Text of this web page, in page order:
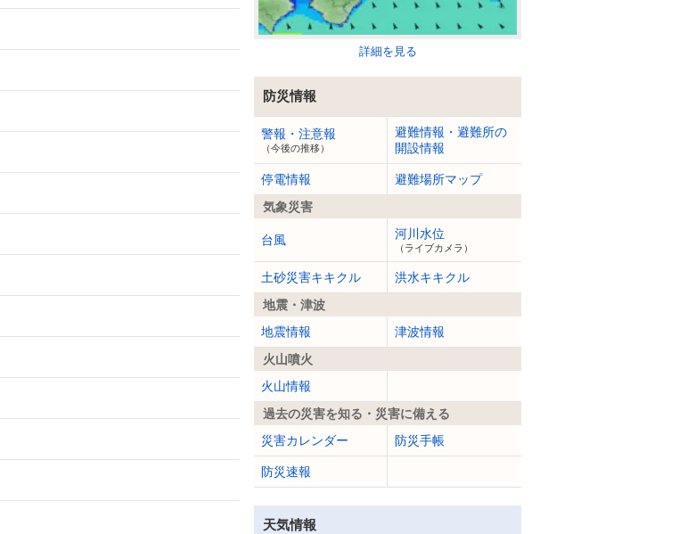
詳細を見る
防災情報
警報・注意報
（今後の推移）
避難情報・避難所の
開設情報
停電情報
避難場所マップ
気象災害
台風 河川水位
（ライブカメラ）
土砂災害キキクル
洪水キキクル
地震・津波
地震情報
津波情報
火山噴火
火山情報
過去の災害を知る・災害に備える
災害カレンダー
防災手帳
防災速報
天気情報